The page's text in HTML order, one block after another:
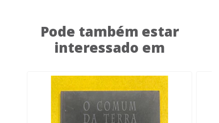
Pode também estar
interessado em